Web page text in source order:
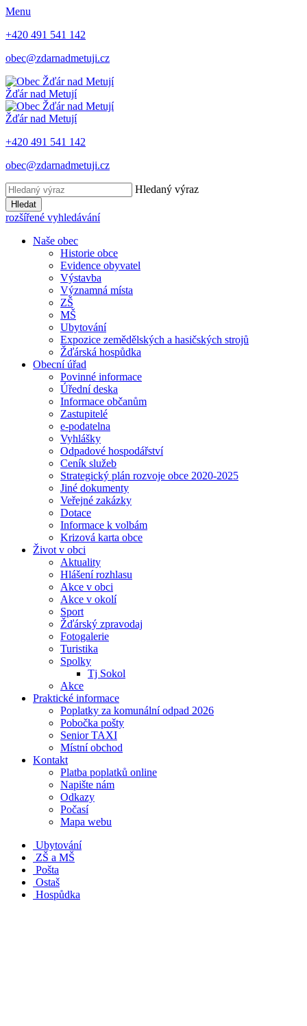
Menu
+420 491 541 142
obec@zdarnadmetuji.cz
Žďár nad Metují
Žďár nad Metují
+420 491 541 142
obec@zdarnadmetuji.cz
Hledaný výraz
Hledat
rozšířené vyhledávání
Naše obec
Historie obce
Evidence obyvatel
Výstavba
Významná místa
ZŠ
MŠ
Ubytování
Expozice zemědělských a hasičských strojů
Žďárská hospůdka
Obecní úřad
Povinné informace
Úřední deska
Informace občanům
Zastupitelé
e-podatelna
Vyhlášky
Odpadové hospodářství
Ceník služeb
Strategický plán rozvoje obce 2020-2025
Jiné dokumenty
Veřejné zakázky
Dotace
Informace k volbám
Krizová karta obce
Život v obci
Aktuality
Hlášení rozhlasu
Akce v obci
Akce v okolí
Sport
Žďárský zpravodaj
Fotogalerie
Turistika
Spolky
Tj Sokol
Akce
Praktické informace
Poplatky za komunální odpad 2026
Pobočka pošty
Senior TAXI
Místní obchod
Kontakt
Platba poplatků online
Napište nám
Odkazy
Počasí
Mapa webu
Ubytování
ZŠ a MŠ
Pošta
Ostaš
Hospůdka